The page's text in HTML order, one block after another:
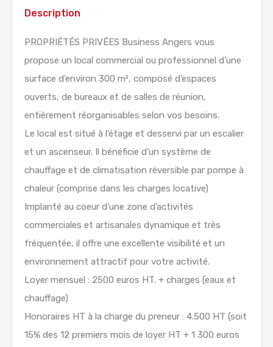
Description
PROPRIÉTÉS PRIVÉES Business Angers vous
propose un local commercial ou professionnel d’une
surface d’environ 300 m², composé d’espaces
ouverts, de bureaux et de salles de réunion,
entièrement réorganisables selon vos besoins.
Le local est situé à l’étage et desservi par un escalier
et un ascenseur. Il bénéficie d’un système de
chauffage et de climatisation réversible par pompe à
chaleur (comprise dans les charges locative)
Implanté au coeur d’une zone d’activités
commerciales et artisanales dynamique et très
fréquentée, il offre une excellente visibilité et un
environnement attractif pour votre activité.
Loyer mensuel : 2500 euros HT. + charges (eaux et
chauffage)
Honoraires HT à la charge du preneur : 4.500 HT (soit
15% des 12 premiers mois de loyer HT + 1 300 euros